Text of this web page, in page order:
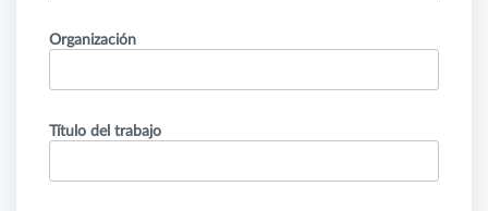
Organización
Título del trabajo